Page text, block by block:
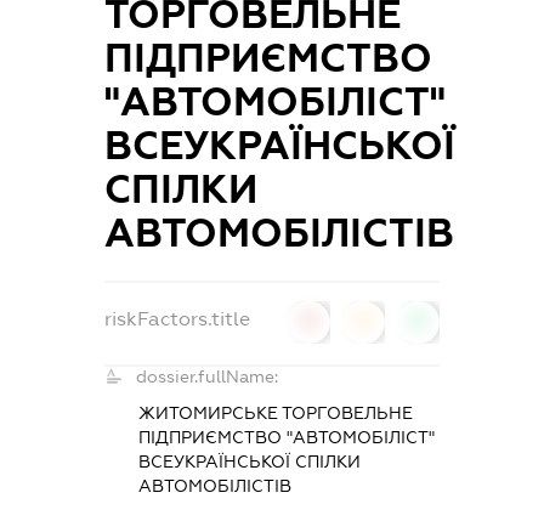
ТОРГОВЕЛЬНЕ
ПІДПРИЄМСТВО
"АВТОМОБІЛІСТ"
ВСЕУКРАЇНСЬКОЇ
СПІЛКИ
АВТОМОБІЛІСТІВ
riskFactors.title
dossier.fullName:
ЖИТОМИРСЬКЕ ТОРГОВЕЛЬНЕ
ПІДПРИЄМСТВО "АВТОМОБІЛІСТ"
ВСЕУКРАЇНСЬКОЇ СПІЛКИ
АВТОМОБІЛІСТІВ